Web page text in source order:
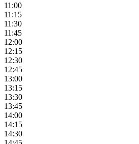
11:00
11:15
11:30
11:45
12:00
12:15
12:30
12:45
13:00
13:15
13:30
13:45
14:00
14:15
14:30